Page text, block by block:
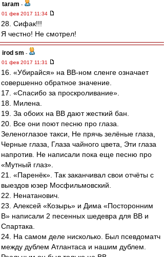
taram -
01 фев 2017 11:34
28. Сифак!!!
Я честно! Не смотрел!
irod sm -
01 фев 2017 11:31
16. «Убирайся» на ВВ-ном сленге означает
совершенно обратное значение.
17. «Спасибо за проскроливание».
18. Милена.
19. За обоих на ВВ дают жесткий бан.
20. Все они поют песню про глаза.
Зеленоглазое такси, Не прячь зелёные глаза,
Черные глаза, Глаза чайного цвета, Эти глаза
напротив. Не написали пока еще песню про
«Мутный глаз».
21. «Паренёк». Так заканчивал свои отчёты с
выездов юзер Мосфильмовский.
22. Ненатанович.
23. Алексей «Козырь» и Дима «Посторонним
В» написали 2 песенных шедевра для ВВ и
Спартака.
24. На самом деле нисколько. Был псевдоматч
между дублем Атлантаса и нашим дублем.